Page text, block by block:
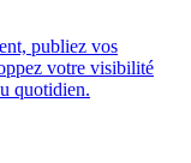
publiez vos
votre visibilité
quotidien.